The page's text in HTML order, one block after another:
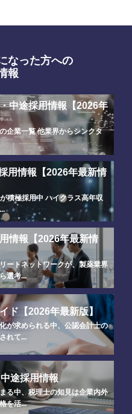
なった方への
報
中途採用情報【2026年
企業一覧 他業界からシンクタ
用情報【2026年最新情
積極採用中 ハイクラス高年収
情報【2026年最新情
ートネットワークが、製薬業界
選考...
ド【2026年最新版】
が求められる中、公認会計士の
れて...
途採用情報
る中、税理士の知見は企業内外
を活...